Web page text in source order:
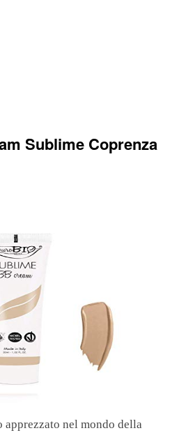
Sublime Coprenza
nel mondo della